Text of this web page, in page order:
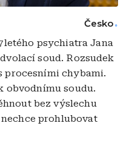
Česko
psychiatra Jana
soud. Rozsudek
procesními chybami.
obvodnímu soudu.
bez výslechu
prohlubovat